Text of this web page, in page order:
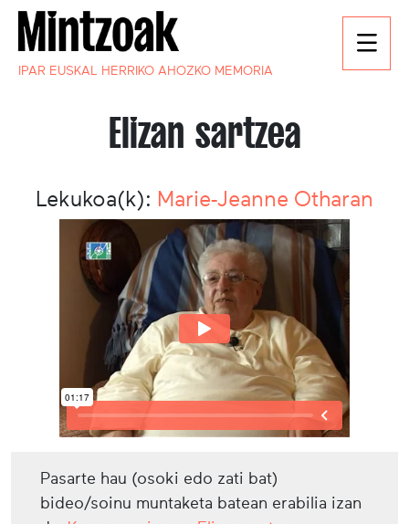
IPAR EUSKAL HERRIKO AHOZKO MEMORIA
Elizan sartzea
Lekukoa(k): Marie-Jeanne Otharan
Pasarte hau (osoki edo zati bat)
bideo/soinu muntaketa batean erabilia izan